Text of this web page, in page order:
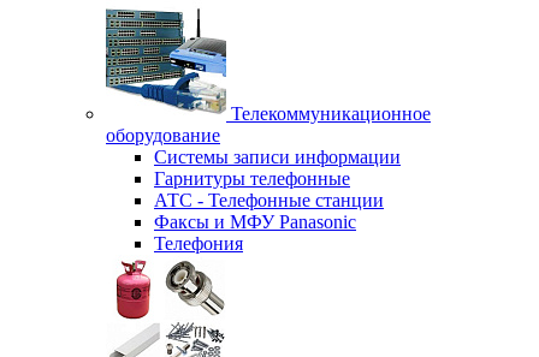
Телекоммуникационное
оборудование
Системы записи информации
Гарнитуры телефонные
АТС - Телефонные станции
Факсы и МФУ Panasonic
Телефония